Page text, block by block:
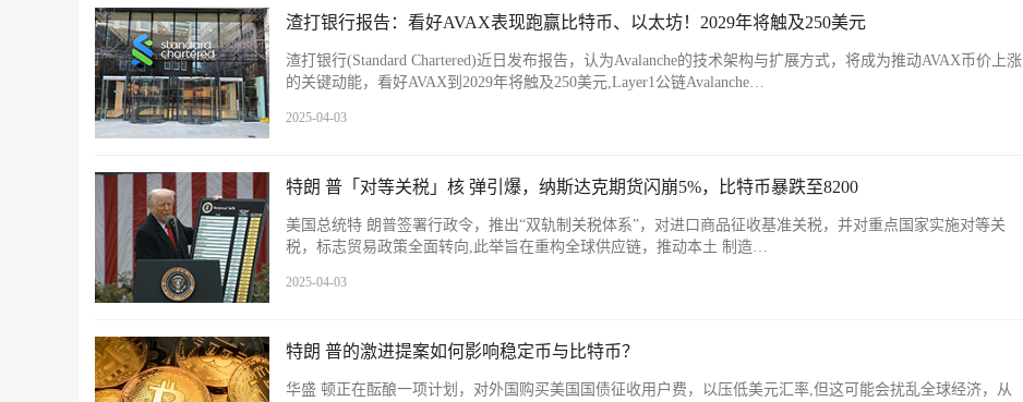
渣打银行报告：看好AVAX表现跑赢比特币、以太坊！2029年将触及250美元
渣打银行(Standard Chartered)近日发布报告，认为Avalanche的技术架构与扩展方式，将成为推动AVAX币价上涨
的关键动能，看好AVAX到2029年将触及250美元,Layer1公链Avalanche…
2025-04-03
特朗 普「对等关税」核 弹引爆，纳斯达克期货闪崩5%，比特币暴跌至8200
美国总统特 朗普签署行政令，推出“双轨制关税体系”，对进口商品征收基准关税，并对重点国家实施对等关
税，标志贸易政策全面转向,此举旨在重构全球供应链，推动本土 制造…
2025-04-03
特朗 普的激进提案如何影响稳定币与比特币？
华盛 顿正在酝酿一项计划，对外国购买美国国债征收用户费，以压低美元汇率,但这可能会扰乱全球经济，从